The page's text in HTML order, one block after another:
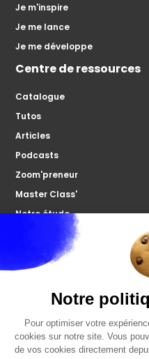
Je m'inspire
Je me lance
Je me développe
Centre de ressources
Catalogue
Tutos
Articles
Podcasts
Zoom'preneur
Master Class'
Notre étude
À propos
Microco
Votre forum
FAQ
Politiques de confidentialités